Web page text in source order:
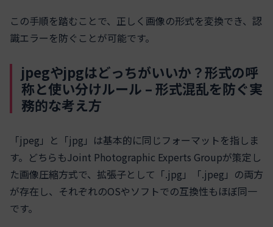
この手順を踏むことで、正しく画像の形式を変換でき、認
識エラーを防ぐことが可能です。
jpegやjpgはどっちがいいか？形式の呼
称と使い分けルール – 形式混乱を防ぐ実
務的な考え方
「jpeg」と「jpg」は基本的に同じフォーマットを指しま
す。どちらもJoint Photographic Experts Groupが策定し
た画像圧縮方式で、拡張子として「.jpg」「.jpeg」の両方
が存在し、それぞれのOSやソフトでの互換性もほぼ同一
です。